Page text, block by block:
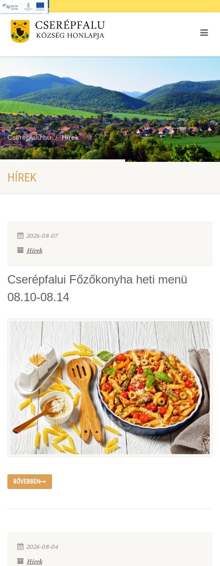
Cserepfalu.hu Hírek
HÍREK
2026-08-07
Hírek
Cserépfalui Főzőkonyha heti menü
08.10-08.14
BŐVEBBEN
2026-08-04
Hírek